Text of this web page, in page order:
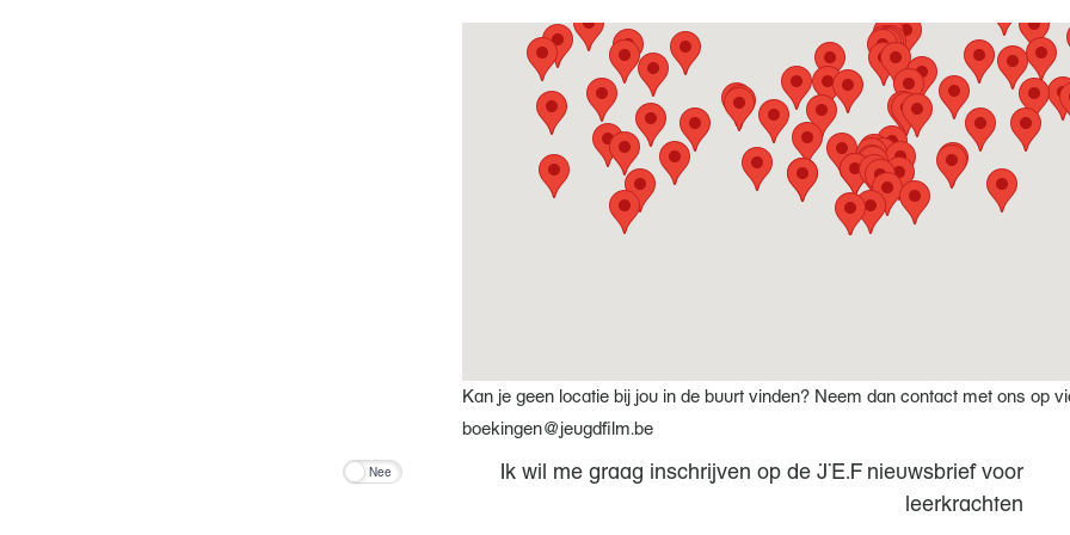
Kan je geen locatie bij jou in de buurt vinden? Neem dan contact met ons op
boekingen@jeugdfilm.be
Nee
Ik wil me graag inschrijven op de JEF nieuwsbrief voor
leerkrachten